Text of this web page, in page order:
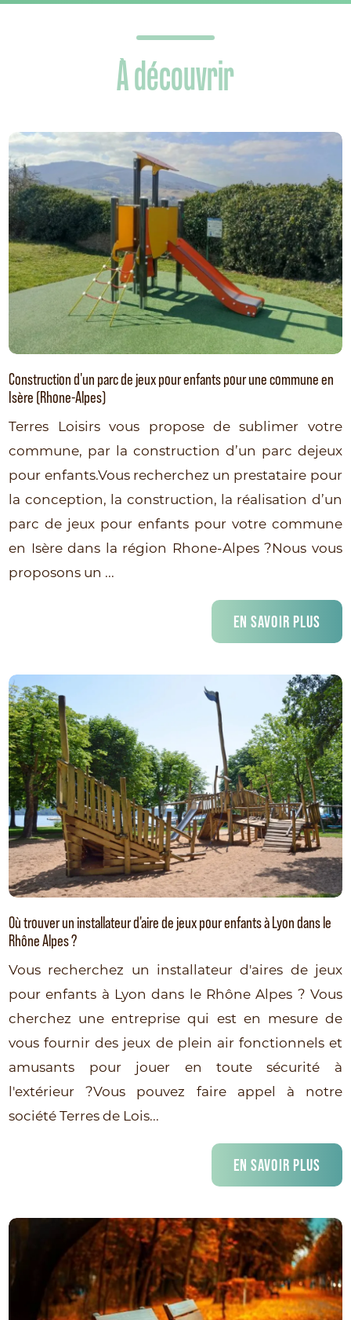
À découvrir
Construction d'un parc de jeux pour enfants pour une commune en
Isère (Rhone-Alpes)
Terres Loisirs vous propose de sublimer votre
commune, par la construction d’un parc dejeux
pour enfants.Vous recherchez un prestataire pour
la conception, la construction, la réalisation d’un
parc de jeux pour enfants pour votre commune
en Isère dans la région Rhone-Alpes ?Nous vous
proposons un ...
EN SAVOIR PLUS
Où trouver un installateur d'aire de jeux pour enfants à Lyon dans le
Rhône Alpes ?
Vous recherchez un installateur d'aires de jeux
pour enfants à Lyon dans le Rhône Alpes ? Vous
cherchez une entreprise qui est en mesure de
vous fournir des jeux de plein air fonctionnels et
amusants pour jouer en toute sécurité à
l'extérieur ?Vous pouvez faire appel à notre
société Terres de Lois...
EN SAVOIR PLUS